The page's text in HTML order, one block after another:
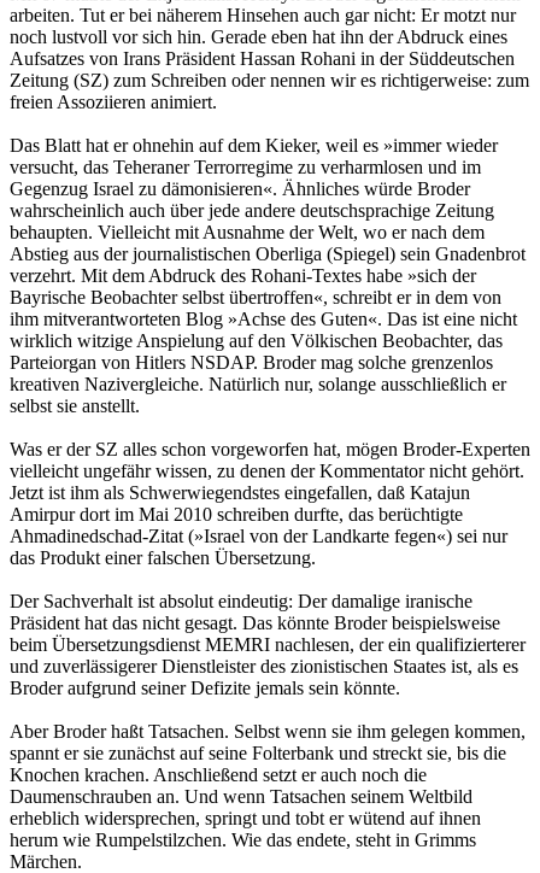
arbeiten. Tut er bei näherem Hinsehen auch gar nicht: Er motzt nur
noch lustvoll vor sich hin. Gerade eben hat ihn der Abdruck eines
Aufsatzes von Irans Präsident Hassan Rohani in der Süddeutschen
Zeitung (SZ) zum Schreiben oder nennen wir es richtigerweise: zum
freien Assoziieren animiert.
Das Blatt hat er ohnehin auf dem Kieker, weil es »immer wieder
versucht, das Teheraner Terrorregime zu verharmlosen und im
Gegenzug Israel zu dämonisieren«. Ähnliches würde Broder
wahrscheinlich auch über jede andere deutschsprachige Zeitung
behaupten. Vielleicht mit Ausnahme der Welt, wo er nach dem
Abstieg aus der journalistischen Oberliga (Spiegel) sein Gnadenbrot
verzehrt. Mit dem Abdruck des Rohani-Textes habe »sich der
Bayrische Beobachter selbst übertroffen«, schreibt er in dem von
ihm mitverantworteten Blog »Achse des Guten«. Das ist eine nicht
wirklich witzige Anspielung auf den Völkischen Beobachter, das
Parteiorgan von Hitlers NSDAP. Broder mag solche grenzenlos
kreativen Nazivergleiche. Natürlich nur, solange ausschließlich er
selbst sie anstellt.
Was er der SZ alles schon vorgeworfen hat, mögen Broder-Experten
vielleicht ungefähr wissen, zu denen der Kommentator nicht gehört.
Jetzt ist ihm als Schwerwiegendstes eingefallen, daß Katajun
Amirpur dort im Mai 2010 schreiben durfte, das berüchtigte
Ahmadinedschad-Zitat (»Israel von der Landkarte fegen«) sei nur
das Produkt einer falschen Übersetzung.
Der Sachverhalt ist absolut eindeutig: Der damalige iranische
Präsident hat das nicht gesagt. Das könnte Broder beispielsweise
beim Übersetzungsdienst MEMRI nachlesen, der ein qualifizierterer
und zuverlässigerer Dienstleister des zionistischen Staates ist, als es
Broder aufgrund seiner Defizite jemals sein könnte.
Aber Broder haßt Tatsachen. Selbst wenn sie ihm gelegen kommen,
spannt er sie zunächst auf seine Folterbank und streckt sie, bis die
Knochen krachen. Anschließend setzt er auch noch die
Daumenschrauben an. Und wenn Tatsachen seinem Weltbild
erheblich widersprechen, springt und tobt er wütend auf ihnen
herum wie Rumpelstilzchen. Wie das endete, steht in Grimms
Märchen.